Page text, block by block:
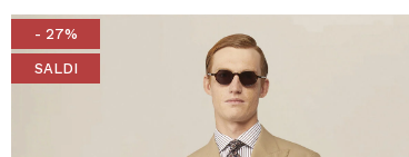
- 27%
SALDI